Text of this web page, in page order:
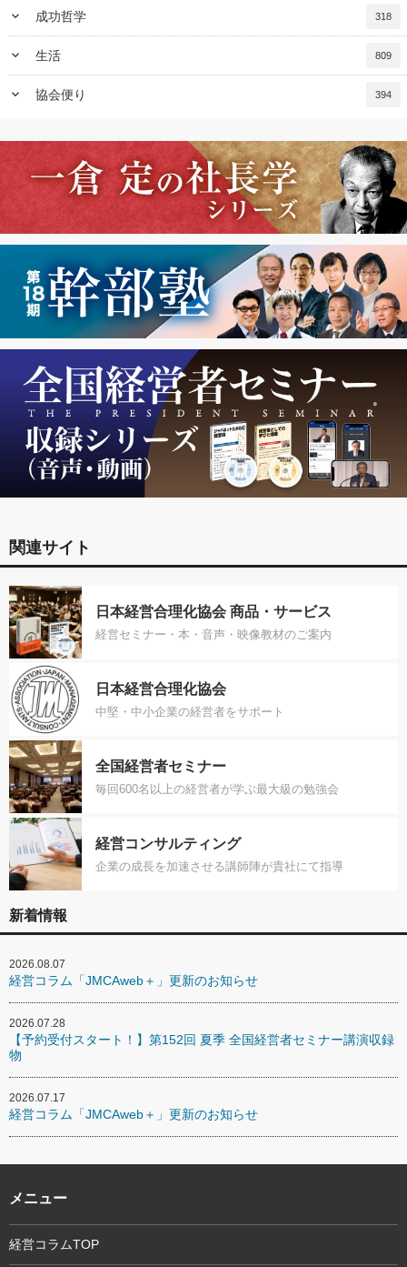
keyboard_arrow_down 成功哲学 318
keyboard_arrow_down 生活 809
keyboard_arrow_down 協会便り 394
関連サイト
日本経営合理化協会 商品・サービス
経営セミナー・本・音声・映像教材のご案内
日本経営合理化協会
中堅・中小企業の経営者をサポート
全国経営者セミナー
毎回600名以上の経営者が学ぶ最大級の勉強会
経営コンサルティング
企業の成長を加速させる講師陣が貴社にて指導
新着情報
2026.08.07
経営コラム「JMCAweb＋」更新のお知らせ
2026.07.28
【予約受付スタート！】第152回 夏季 全国経営者セミナー講演収録
物
2026.07.17
経営コラム「JMCAweb＋」更新のお知らせ
メニュー
経営コラムTOP